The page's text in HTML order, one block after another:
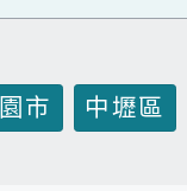
市
中壢區